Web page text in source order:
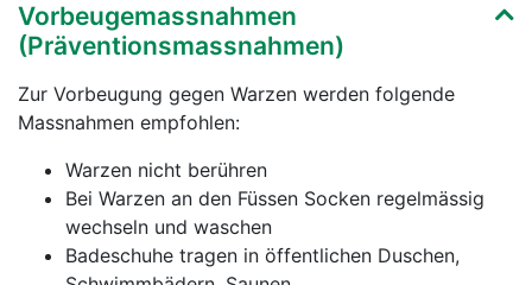
Vorbeugemassnahmen
(Präventionsmassnahmen)
Zur Vorbeugung gegen Warzen werden folgende
Massnahmen empfohlen:
Warzen nicht berühren
Bei Warzen an den Füssen Socken regelmässig
wechseln und waschen
Badeschuhe tragen in öffentlichen Duschen,